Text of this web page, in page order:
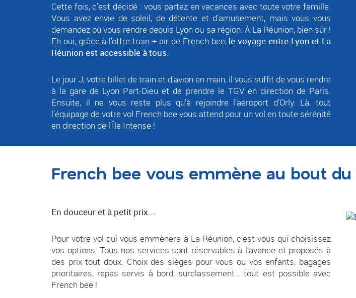
Cette fois, c’est décidé : vous partez en vacances avec toute votre famille.
Vous avez envie de soleil, de détente et d’amusement, mais vous vous
demandez où vous rendre depuis Lyon ou sa région. À La Réunion, bien sûr !
Eh oui, grâce à l’offre train + air de French bee, le voyage entre Lyon et La
Réunion est accessible à tous.
Le jour J, votre billet de train et d’avion en main, il vous suffit de vous rendre
à la gare de Lyon Part-Dieu et de prendre le TGV en direction de Paris.
Ensuite, il ne vous reste plus qu’à rejoindre l’aéroport d’Orly. Là, tout
l’équipage de votre vol French bee vous attend pour un vol en toute sérénité
en direction de l’Île Intense !
French bee vous emmène au bout
En douceur et à petit prix...
Pour votre vol qui vous emmènera à La Réunion, c’est vous qui choisissez
vos options. Tous nos services sont réservables à l’avance et proposés à
des prix tout doux. Choix des sièges pour vous ou vos enfants, bagages
prioritaires, repas servis à bord, surclassement… tout est possible avec
French bee !